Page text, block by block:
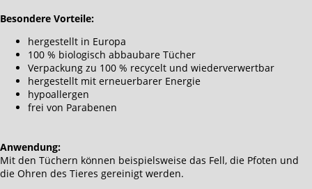
Besondere Vorteile:
hergestellt in Europa
100 % biologisch abbaubare Tücher
Verpackung zu 100 % recycelt und wiederverwertbar
hergestellt mit erneuerbarer Energie
hypoallergen
frei von Parabenen
Anwendung:
Mit den Tüchern können beispielsweise das Fell, die Pfoten und
die Ohren des Tieres gereinigt werden.